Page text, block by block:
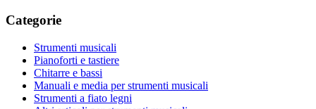
Categorie
Strumenti musicali
Pianoforti e tastiere
Chitarre e bassi
Manuali e media per strumenti musicali
Strumenti a fiato legni